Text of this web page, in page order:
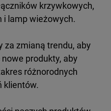
krzywkowych,
i lamp wieżowych.
za zmianą trendu, aby
produkty, aby
różnorodnych
klientów.